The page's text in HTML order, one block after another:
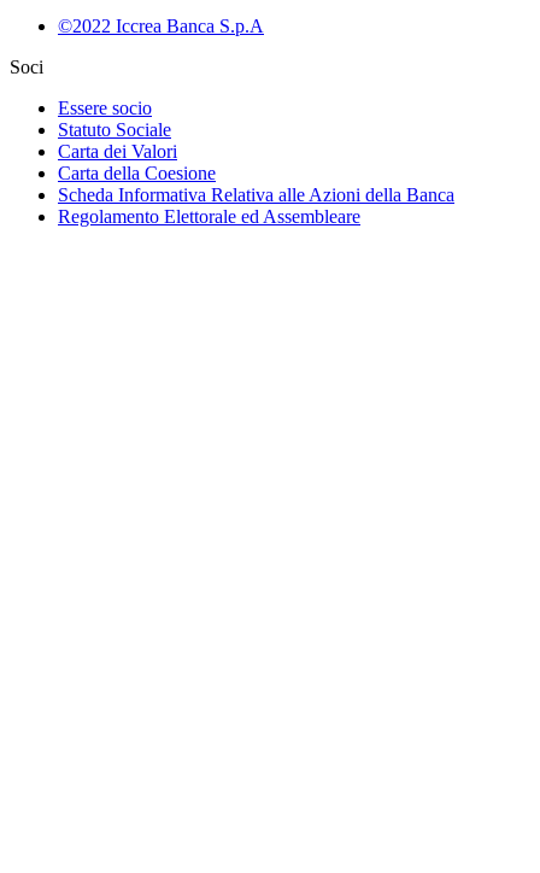
©2022 Iccrea Banca S.p.A
Soci
Essere socio
Statuto Sociale
Carta dei Valori
Carta della Coesione
Scheda Informativa Relativa alle Azioni della Banca
Regolamento Elettorale ed Assembleare